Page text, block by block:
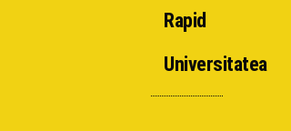
Rapid
Universitatea